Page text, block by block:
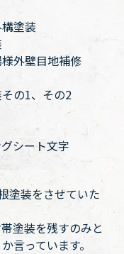
塗装
外壁目地補修
の1、その2
シート文字
装をさせていた
塗装を残すのみと
言っています。